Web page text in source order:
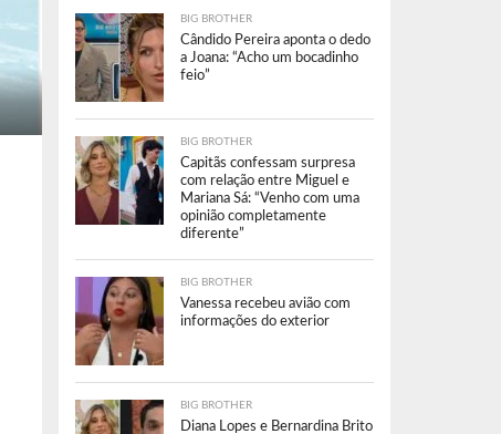
BIG BROTHER
Cândido Pereira aponta o dedo
a Joana: “Acho um bocadinho
feio”
BIG BROTHER
Capitãs confessam surpresa
com relação entre Miguel e
Mariana Sá: “Venho com uma
opinião completamente
diferente”
BIG BROTHER
Vanessa recebeu avião com
informações do exterior
BIG BROTHER
Diana Lopes e Bernardina Brito